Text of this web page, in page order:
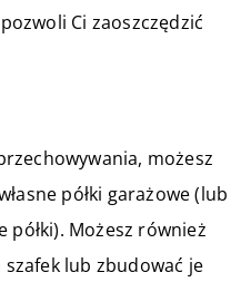
Ci zaoszczędzić
możesz
półki garażowe (lub
Możesz również
lub zbudować je